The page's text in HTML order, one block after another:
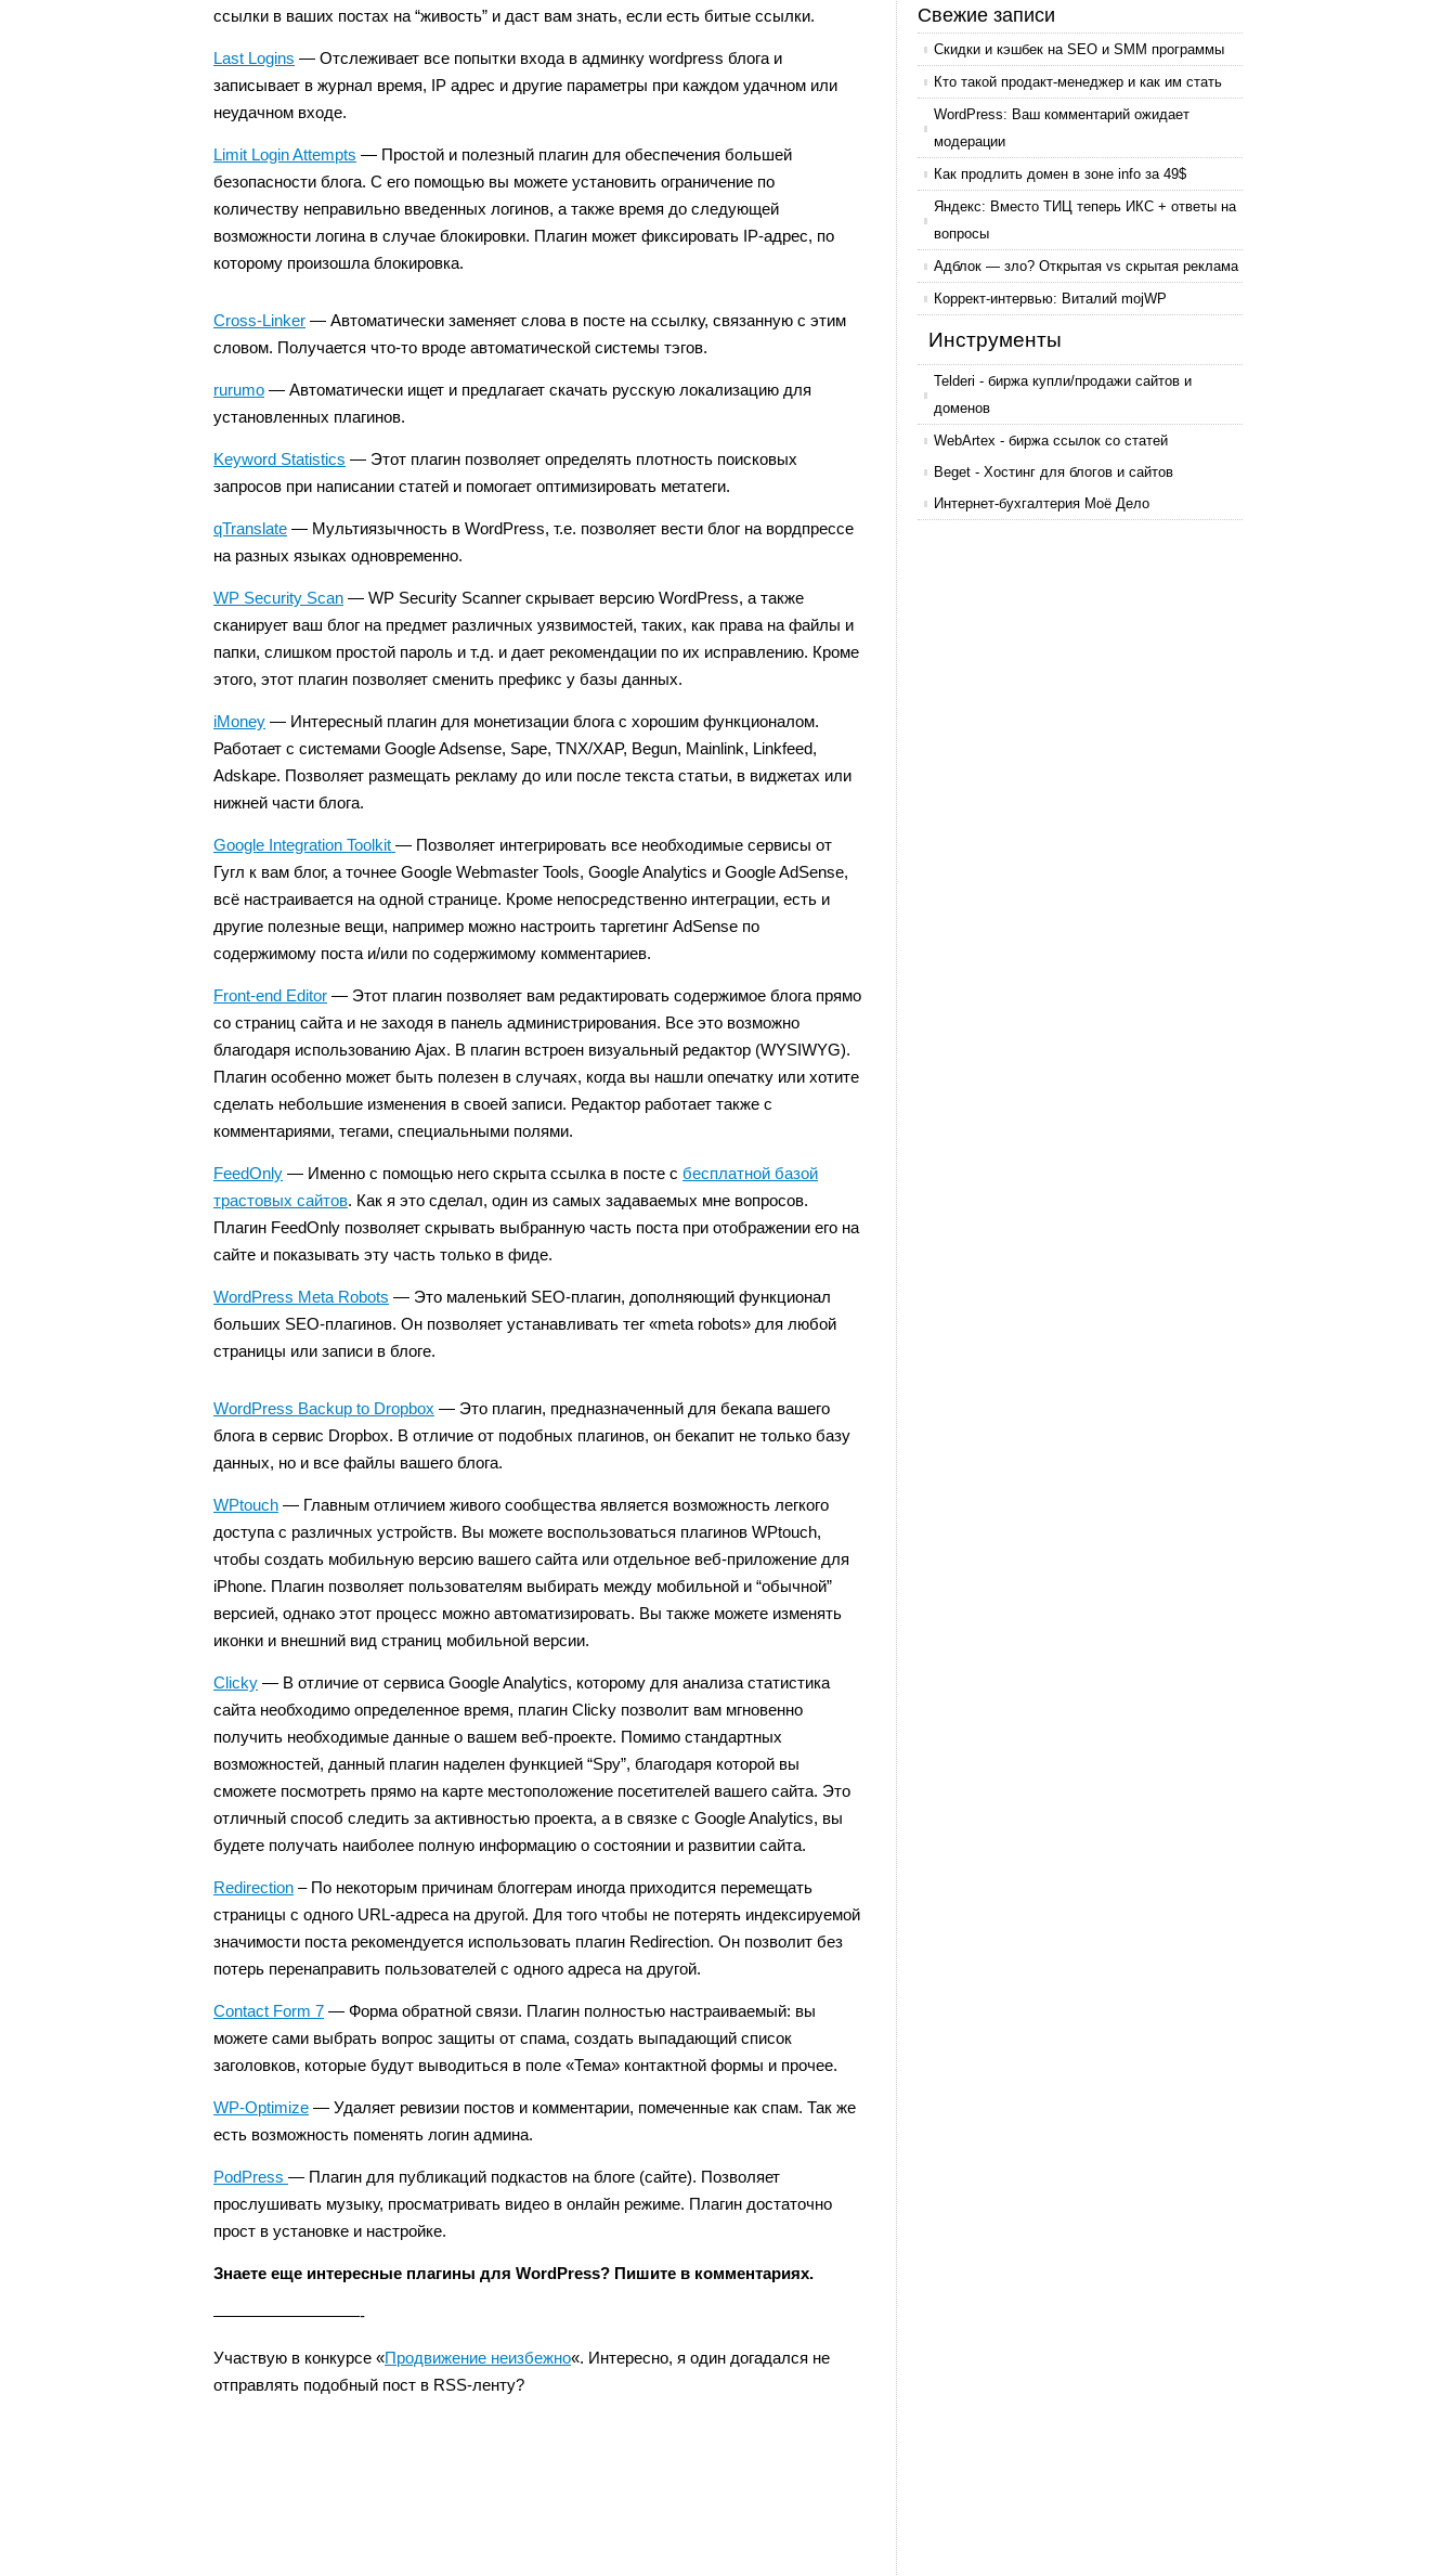
ссылки в ваших постах на “живость” и даст вам знать, если есть битые ссылки.
Last Logins — Отслеживает все попытки входа в админку wordpress блога и
записывает в журнал время, IP адрес и другие параметры при каждом удачном или
неудачном входе.
Limit Login Attempts — Простой и полезный плагин для обеспечения большей
безопасности блога. С его помощью вы можете установить ограничение по
количеству неправильно введенных логинов, а также время до следующей
возможности логина в случае блокировки. Плагин может фиксировать IP-адрес, по
которому произошла блокировка.
Cross-Linker — Автоматически заменяет слова в посте на ссылку, связанную с этим
словом. Получается что-то вроде автоматической системы тэгов.
rurumo — Автоматически ищет и предлагает скачать русскую локализацию для
установленных плагинов.
Keyword Statistics — Этот плагин позволяет определять плотность поисковых
запросов при написании статей и помогает оптимизировать метатеги.
qTranslate — Мультиязычность в WordPress, т.е. позволяет вести блог на вордпрессе
на разных языках одновременно.
WP Security Scan — WP Security Scanner скрывает версию WordPress, а также
сканирует ваш блог на предмет различных уязвимостей, таких, как права на файлы и
папки, слишком простой пароль и т.д. и дает рекомендации по их исправлению. Кроме
этого, этот плагин позволяет сменить префикс у базы данных.
iMoney — Интересный плагин для монетизации блога с хорошим функционалом.
Работает с системами Google Adsense, Sape, TNX/XAP, Begun, Mainlink, Linkfeed,
Adskape. Позволяет размещать рекламу до или после текста статьи, в виджетах или
нижней части блога.
Google Integration Toolkit — Позволяет интегрировать все необходимые сервисы от
Гугл к вам блог, а точнее Google Webmaster Tools, Google Analytics и Google AdSense,
всё настраивается на одной странице. Кроме непосредственно интеграции, есть и
другие полезные вещи, например можно настроить таргетинг AdSense по
содержимому поста и/или по содержимому комментариев.
Front-end Editor — Этот плагин позволяет вам редактировать содержимое блога прямо
со страниц сайта и не заходя в панель администрирования. Все это возможно
благодаря использованию Ajax. В плагин встроен визуальный редактор (WYSIWYG).
Плагин особенно может быть полезен в случаях, когда вы нашли опечатку или хотите
сделать небольшие изменения в своей записи. Редактор работает также с
комментариями, тегами, специальными полями.
FeedOnly — Именно с помощью него скрыта ссылка в посте с бесплатной базой
трастовых сайтов. Как я это сделал, один из самых задаваемых мне вопросов.
Плагин FeedOnly позволяет скрывать выбранную часть поста при отображении его на
сайте и показывать эту часть только в фиде.
WordPress Meta Robots — Это маленький SEO-плагин, дополняющий функционал
больших SEO-плагинов. Он позволяет устанавливать тег «meta robots» для любой
страницы или записи в блоге.
WordPress Backup to Dropbox — Это плагин, предназначенный для бекапа вашего
блога в сервис Dropbox. В отличие от подобных плагинов, он бекапит не только базу
данных, но и все файлы вашего блога.
WPtouch — Главным отличием живого сообщества является возможность легкого
доступа с различных устройств. Вы можете воспользоваться плагинов WPtouch,
чтобы создать мобильную версию вашего сайта или отдельное веб-приложение для
iPhone. Плагин позволяет пользователям выбирать между мобильной и “обычной”
версией, однако этот процесс можно автоматизировать. Вы также можете изменять
иконки и внешний вид страниц мобильной версии.
Clicky — В отличие от сервиса Google Analytics, которому для анализа статистика
сайта необходимо определенное время, плагин Clicky позволит вам мгновенно
получить необходимые данные о вашем веб-проекте. Помимо стандартных
возможностей, данный плагин наделен функцией “Spy”, благодаря которой вы
сможете посмотреть прямо на карте местоположение посетителей вашего сайта. Это
отличный способ следить за активностью проекта, а в связке с Google Analytics, вы
будете получать наиболее полную информацию о состоянии и развитии сайта.
Redirection – По некоторым причинам блоггерам иногда приходится перемещать
страницы с одного URL-адреса на другой. Для того чтобы не потерять индексируемой
значимости поста рекомендуется использовать плагин Redirection. Он позволит без
потерь перенаправить пользователей с одного адреса на другой.
Contact Form 7 — Форма обратной связи. Плагин полностью настраиваемый: вы
можете сами выбрать вопрос защиты от спама, создать выпадающий список
заголовков, которые будут выводиться в поле «Тема» контактной формы и прочее.
WP-Optimize — Удаляет ревизии постов и комментарии, помеченные как спам. Так же
есть возможность поменять логин админа.
PodPress — Плагин для публикаций подкастов на блоге (сайте). Позволяет
прослушивать музыку, просматривать видео в онлайн режиме. Плагин достаточно
прост в установке и настройке.
Знаете еще интересные плагины для WordPress? Пишите в комментариях.
—————————-
Участвую в конкурсе «Продвижение неизбежно«. Интересно, я один догадался не
отправлять подобный пост в RSS-ленту?
Свежие записи
Скидки и кэшбек на SEO и SMM программы
Кто такой продакт-менеджер и как им стать
WordPress: Ваш комментарий ожидает
модерации
Как продлить домен в зоне info за 49$
Яндекс: Вместо ТИЦ теперь ИКС + ответы на
вопросы
Адблок — зло? Открытая vs скрытая реклама
Коррект-интервью: Виталий mojWP
Инструменты
Telderi - биржа купли/продажи сайтов и
доменов
WebArtex - биржа ссылок со статей
Beget - Хостинг для блогов и сайтов
Интернет-бухгалтерия Моё Дело